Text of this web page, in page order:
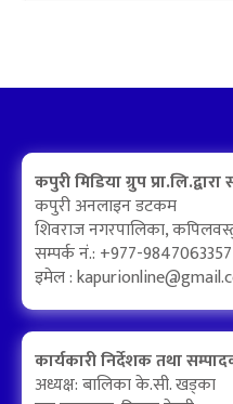
कपुरी मिडिया ग्रुप
कपुरी अनलाइन डटकम
शिवराज नगरपालिका,
सम्पर्क नं.: +977-9847063357
इमेल :
कार्यकारी निर्देशक तथा
अध्यक्ष: बालिका के.सी. खड्का